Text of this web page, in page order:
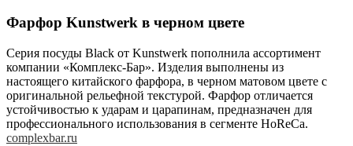
Фарфор Kunstwerk в черном цвете
Серия посуды Black от Kunstwerk пополнила ассортимент
компании «Комплекс-Бар». Изделия выполнены из
настоящего китайского фарфора, в черном матовом цвете с
оригинальной рельефной текстурой. Фарфор отличается
устойчивостью к ударам и царапинам, предназначен для
профессионального использования в сегменте HoReCa.
complexbar.ru